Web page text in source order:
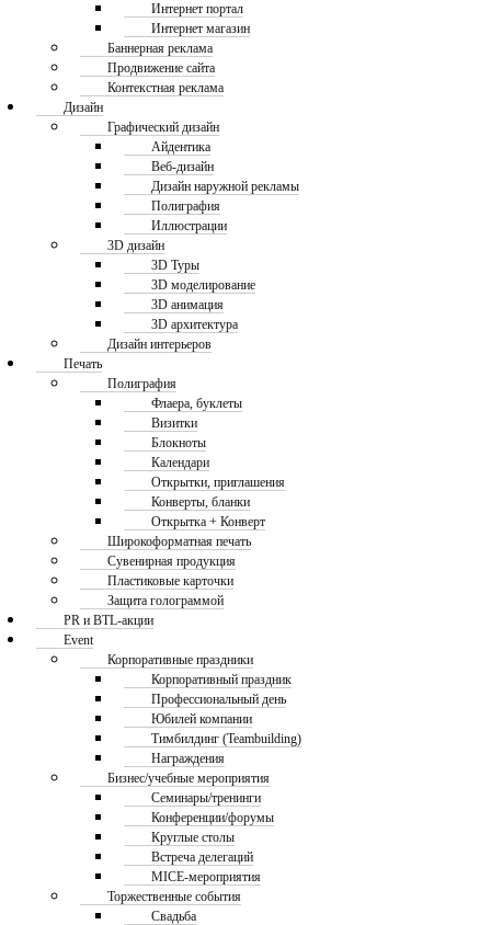
Интернет портал
Интернет магазин
Баннерная реклама
Продвижение сайта
Контекстная реклама
Дизайн
Графический дизайн
Айдентика
Веб-дизайн
Дизайн наружной рекламы
Полиграфия
Иллюстрации
3D дизайн
3D Туры
3D моделирование
3D анимация
3D архитектура
Дизайн интерьеров
Печать
Полиграфия
Флаера, буклеты
Визитки
Блокноты
Календари
Открытки, приглашения
Конверты, бланки
Открытка + Конверт
Широкоформатная печать
Сувенирная продукция
Пластиковые карточки
Защита голограммой
PR и BTL-акции
Event
Корпоративные праздники
Корпоративный праздник
Профессиональный день
Юбилей компании
Тимбилдинг (Teambuilding)
Награждения
Бизнес/учебные мероприятия
Семинары/тренинги
Конференции/форумы
Круглые столы
Встреча делегаций
MICE-мероприятия
Торжественные события
Свадьба